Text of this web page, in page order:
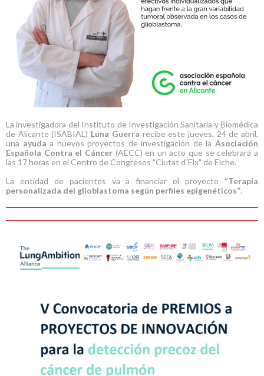
La investigadora del Instituto de Investigación Sanitaria y Biomédica
de Alicante (ISABIAL) Luna Guerra recibe este jueves, 24 de abril,
una ayuda a nuevos proyectos de investigación de laAsociación
Española Contra el Cáncer(AECC) en un acto que se celebrará a
las 17 horas en el Centro de Congresos "Ciutat d´Elx" de Elche.
La entidad de pacientes va a financiar el proyecto “Terapia
personalizada del glioblastoma según perfiles epigenéticos”.